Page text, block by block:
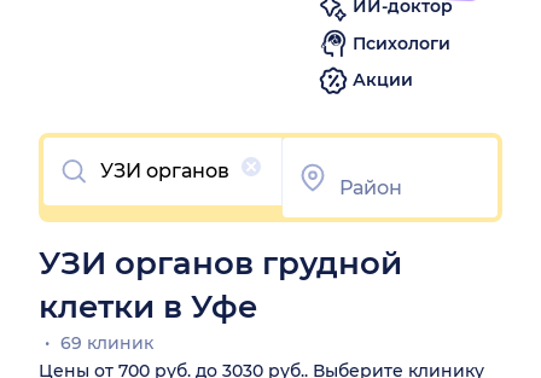
ИИ-доктор
Психологи
Акции
Очистить
УЗИ органов грудной
клетки в Уфе
69 клиник
Цены от 700 руб. до 3030 руб.. Выберите клинику